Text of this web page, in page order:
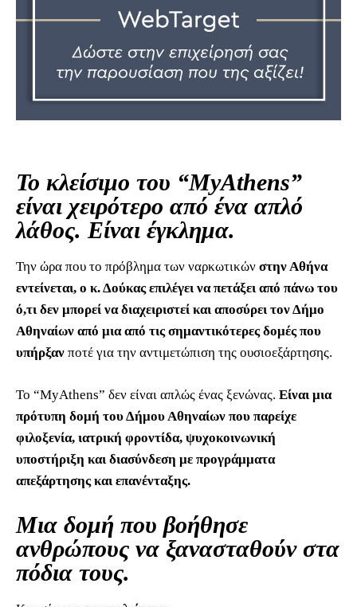
Το κλείσιμο του “MyAthens”
είναι χειρότερο από ένα απλό
λάθος. Είναι έγκλημα.
Την ώρα που το πρόβλημα των ναρκωτικών στην Αθήνα
εντείνεται, ο κ. Δούκας επιλέγει να πετάξει από πάνω του
ό,τι δεν μπορεί να διαχειριστεί και αποσύρει τον Δήμο
Αθηναίων από μια από τις σημαντικότερες δομές που
υπήρξαν ποτέ για την αντιμετώπιση της ουσιοεξάρτησης.
Το “MyAthens” δεν είναι απλώς ένας ξενώνας. Είναι μια
πρότυπη δομή του Δήμου Αθηναίων που παρείχε
φιλοξενία, ιατρική φροντίδα, ψυχοκοινωνική
υποστήριξη και διασύνδεση με προγράμματα
απεξάρτησης και επανένταξης.
Μια δομή που βοήθησε
ανθρώπους να ξανασταθούν στα
πόδια τους.